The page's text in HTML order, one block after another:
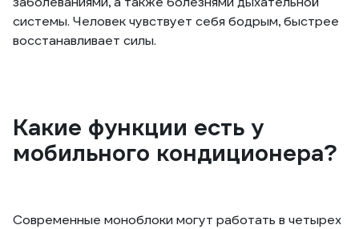
системы. Человек чувствует себя бодрым, быстрее
восстанавливает силы.
Какие функции есть у
мобильного кондиционера?
Современные моноблоки могут работать в четырех